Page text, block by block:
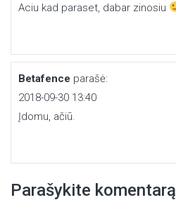
Aciu kad paraset, dabar zinosiu
Betafence parašė:
2018-09-30 13:40
Įdomu, ačiū.
Parašykite komentarą